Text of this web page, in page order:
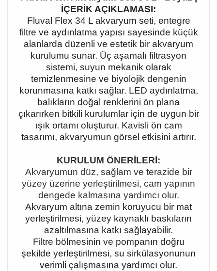
İÇERİK AÇIKLAMASI:
Fluval Flex 34 L akvaryum seti, entegre
filtre ve aydınlatma yapısı sayesinde küçük
alanlarda düzenli ve estetik bir akvaryum
kurulumu sunar. Üç aşamalı filtrasyon
sistemi, suyun mekanik olarak
temizlenmesine ve biyolojik dengenin
korunmasına katkı sağlar. LED aydınlatma,
balıkların doğal renklerini ön plana
çıkarırken bitkili kurulumlar için de uygun bir
ışık ortamı oluşturur. Kavisli ön cam
tasarımı, akvaryumun görsel etkisini artırır.
KURULUM ÖNERİLERİ:
Akvaryumun düz, sağlam ve terazide bir
yüzey üzerine yerleştirilmesi, cam yapının
dengede kalmasına yardımcı olur.
Akvaryum altına zemin koruyucu bir mat
yerleştirilmesi, yüzey kaynaklı baskıların
azaltılmasına katkı sağlayabilir.
Filtre bölmesinin ve pompanın doğru
şekilde yerleştirilmesi, su sirkülasyonunun
verimli çalışmasına yardımcı olur.